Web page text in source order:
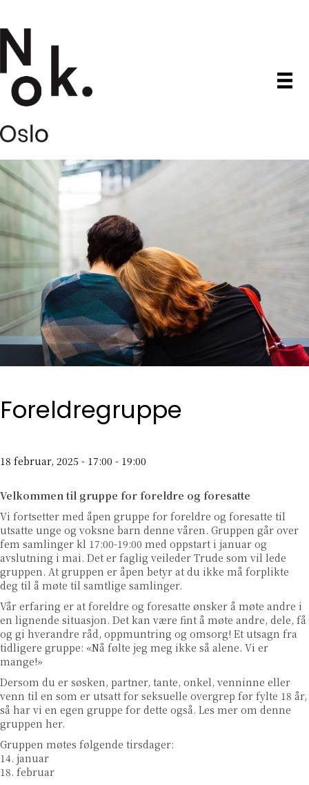
Foreldregruppe
18 februar, 2025 - 17:00 - 19:00
Velkommen til gruppe for foreldre og foresatte
Vi fortsetter med åpen gruppe for foreldre og foresatte til
utsatte unge og voksne barn denne våren. Gruppen går over
fem samlinger kl 17:00-19:00 med oppstart i januar og
avslutning i mai. Det er faglig veileder Trude som vil lede
gruppen. At gruppen er åpen betyr at du ikke må forplikte
deg til å møte til samtlige samlinger.
Vår erfaring er at foreldre og foresatte ønsker å møte andre i
en lignende situasjon. Det kan være fint å møte andre, dele, få
og gi hverandre råd, oppmuntring og omsorg! Et utsagn fra
tidligere gruppe: «Nå følte jeg meg ikke så alene. Vi er
mange!»
Dersom du er søsken, partner, tante, onkel, venninne eller
venn til en som er utsatt for seksuelle overgrep før fylte 18 år,
så har vi en egen gruppe for dette også. Les mer om denne
gruppen her.
Gruppen møtes følgende tirsdager:
14. januar
18. februar